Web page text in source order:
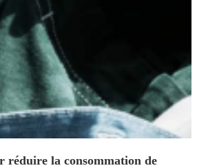
réduire la consommation de